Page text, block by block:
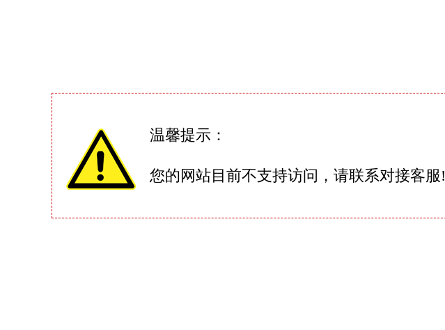
温馨提示：
您的网站目前不支持访问，请联系对接客服!